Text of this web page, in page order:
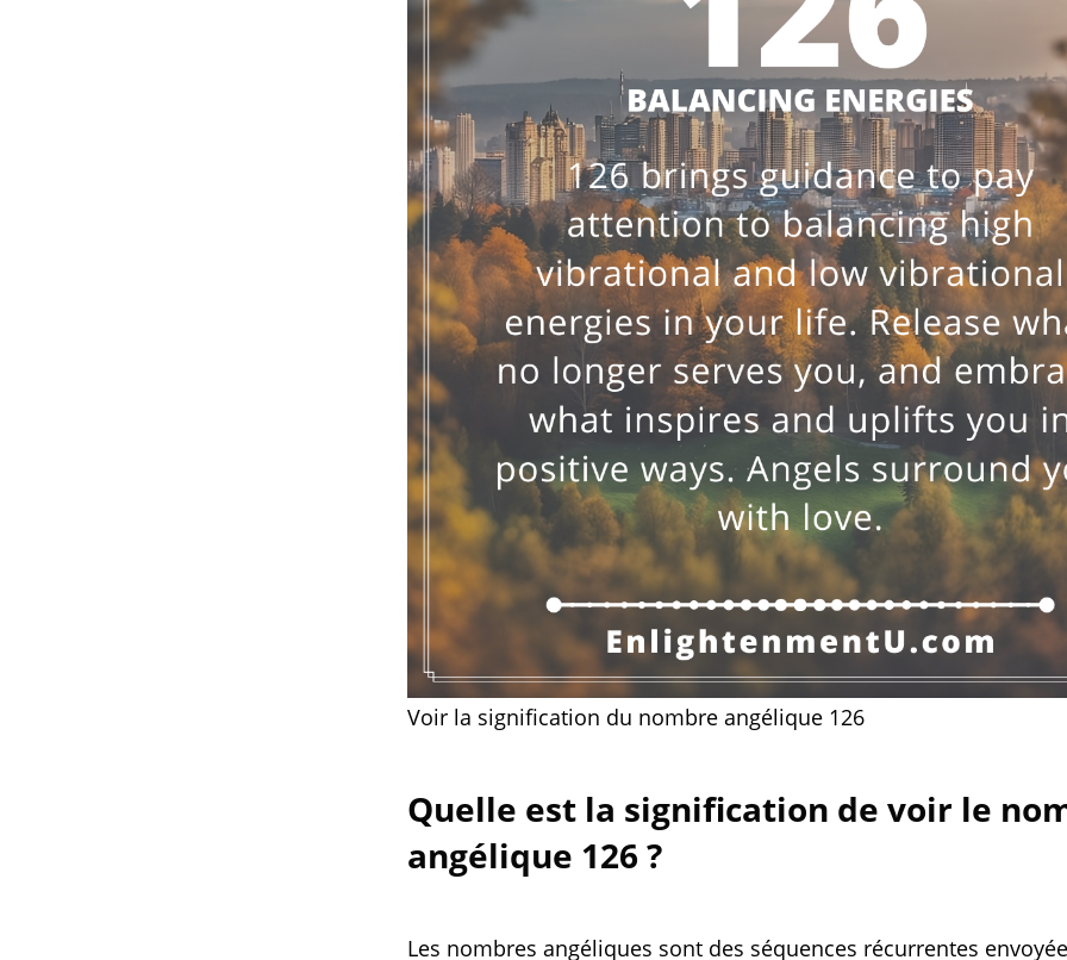
Voir la signification du nombre angélique 126
Quelle est la signification de voir le
angélique 126 ?
Les nombres angéliques sont des séquences récurrentes